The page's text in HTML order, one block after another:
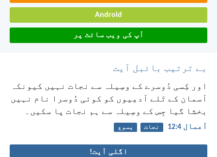
Android
آپ کی ویب سائٹ پر
بے ترتیب بائبل آیت
اور کِسی دُوسرے کے وسِیلہ سے نجات نہیں کیونکہ
آسمان کے تَلے آدمِیوں کو کوئی دُوسرا نام نہیں
بخشا گیا جِس کے وسِیلہ سے ہم نجات پا سکیں۔
اَعمال 4:‏12 نجات یسوع
اگلی آیت!